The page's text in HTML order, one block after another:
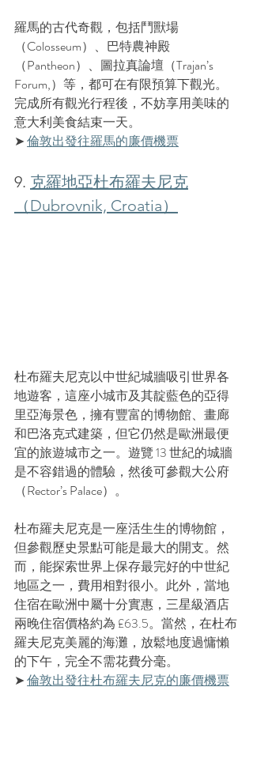
羅馬的古代奇觀，包括鬥獸場
（Colosseum）、巴特農神殿
（Pantheon）、圖拉真論壇（Trajan’s
Forum,）等，都可在有限預算下觀光。
完成所有觀光行程後，不妨享用美味的
意大利美食結束一天。
➤ 倫敦出發往羅馬的廉價機票
9. 克羅地亞杜布羅夫尼克
（Dubrovnik, Croatia）
杜布羅夫尼克以中世紀城牆吸引世界各
地遊客，這座小城市及其靛藍色的亞得
里亞海景色，擁有豐富的博物館、畫廊
和巴洛克式建築，但它仍然是歐洲最便
宜的旅遊城市之一。遊覽 13 世紀的城牆
是不容錯過的體驗，然後可參觀大公府
（Rector’s Palace）。
杜布羅夫尼克是一座活生生的博物館，
但參觀歷史景點可能是最大的開支。然
而，能探索世界上保存最完好的中世紀
地區之一，費用相對很小。此外，當地
住宿在歐洲中屬十分實惠，三星級酒店
兩晚住宿價格約為 £63.5。當然，在杜布
羅夫尼克美麗的海灘，放鬆地度過慵懶
的下午，完全不需花費分毫。
➤ 倫敦出發往杜布羅夫尼克的廉價機票